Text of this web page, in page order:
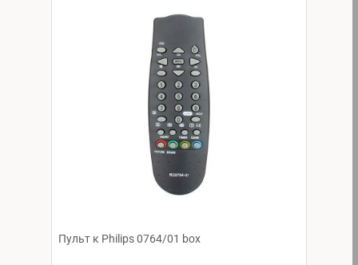
Пульт к Philips 0764/01 box